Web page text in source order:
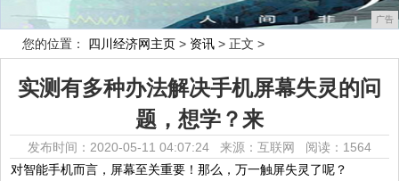
广告
您的位置： 四川经济网主页 > 资讯 > 正文 >
实测有多种办法解决手机屏幕失灵的问
题，想学？来
发布时间：2020-05-11 04:07:24 来源：互联网 阅读：1564
对智能手机而言，屏幕至关重要！那么，万一触屏失灵了呢？